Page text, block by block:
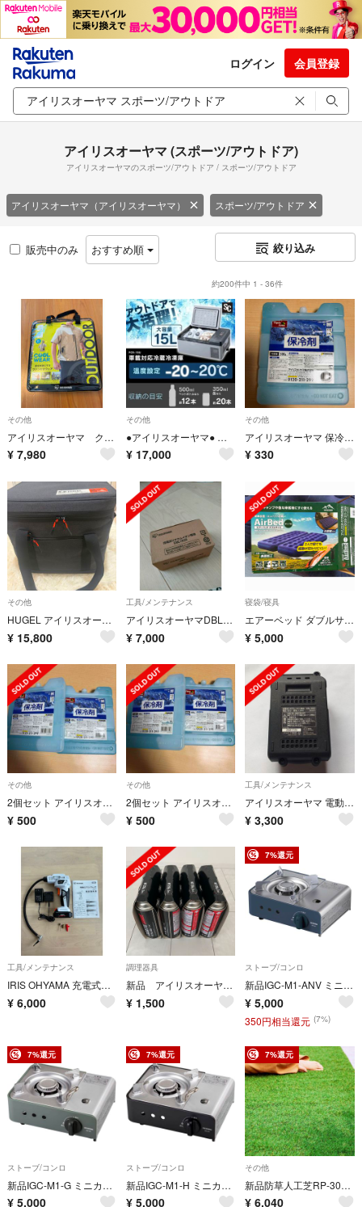
ログイン 会員登録
アイリスオーヤマ (スポーツ/アウトドア)
アイリスオーヤマのスポーツ/アウトドア / スポーツ/アウトドア
アイリスオーヤマ（アイリスオーヤマ） スポーツ/アウトドア
販売中のみ おすすめ順 絞り込み
約200件中 1 - 36件
その他
アイリスオーヤマ クールウェアOUTDOORセット L 半袖 フード有 ベージュ
¥ 7,980
その他
●アイリスオーヤマ● 持ち運べる冷蔵庫 15L クーラーボックス PCR-15U
¥ 17,000
その他
アイリスオーヤマ 保冷剤ハード(Mサイズ) CKB-500
¥ 330
その他
HUGEL アイリスオーヤマ ソフトクーラーボックス 25L 保冷バッグ 折りたたみ 取り外し可能
¥ 15,800
工具/メンテナンス
アイリスオーヤマDBL1820
¥ 7,000
寝袋/寝具
エアーベッド ダブルサイズ(1台)
¥ 5,000
その他
2個セット アイリスオーヤマ 保冷剤ハード(Mサイズ) CKB-500
¥ 500
その他
2個セット アイリスオーヤマ 保冷剤ハード(Mサイズ) CKB-500
¥ 500
工具/メンテナンス
アイリスオーヤマ 電動工具用 リチウムイオン電池 18V-2Ah DBL1820
¥ 3,300
工具/メンテナンス
IRIS OHYAMA 充電式エアコンプレッサ JAC10 本体
¥ 6,000
調理器具
新品 アイリスオーヤマ カセットコンロ ガスボンベ 3本 4セット 12本
¥ 1,500
7%還元
ストーブ/コンロ
新品IGC-M1-ANV ミニカセットコンロ、合金鋼、アッシュネイビー
¥ 5,000
350円相当還元 (7%)
7%還元
ストーブ/コンロ
新品IGC-M1-G ミニカセットコンロ、合金鋼、オリーブグリーンです
¥ 5,000
7%還元
ストーブ/コンロ
新品IGC-M1-H ミニカセットコンロ、合金鋼、コンパクトです
¥ 5,000
7%還元
その他
新品防草人工芝RP-30151m×5m防草シート一体型日本製雑草対策簡単設置用
¥ 6,040